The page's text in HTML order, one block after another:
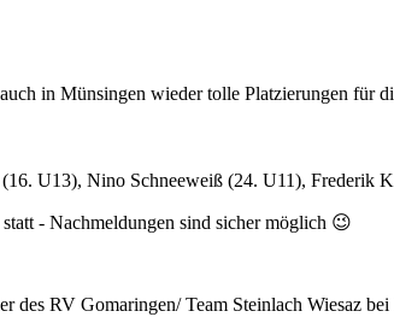
in Münsingen wieder tolle Platzierungen für
U13), Nino Schneeweiß (24. U11), Frederik
- Nachmeldungen sind sicher möglich 😉
des RV Gomaringen/ Team Steinlach Wiesaz